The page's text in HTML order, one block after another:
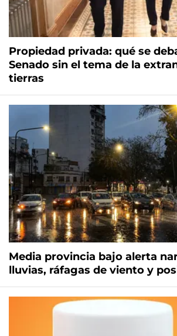
Propiedad privada: qué se
Senado sin el tema de la
tierras
Media provincia bajo alerta
lluvias, ráfagas de viento y